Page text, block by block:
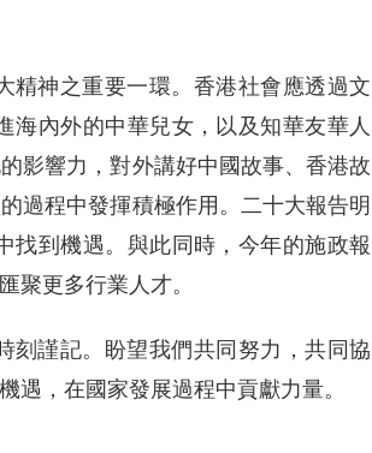
精神之重要一環。香港社會應透過文
海內外的中華兒女，以及知華友華人
影響力，對外講好中國故事、香港故
過程中發揮積極作用。二十大報告明
找到機遇。與此同時，今年的施政報
聚更多行業人才。
刻謹記。盼望我們共同努力，共同協
遇，在國家發展過程中貢獻力量。